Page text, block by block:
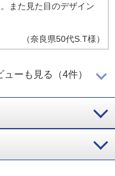
また見た目のデザイン
（奈良県50代S.T様）
け替えようと購入に至
料になりました。
ーも見る（4件）